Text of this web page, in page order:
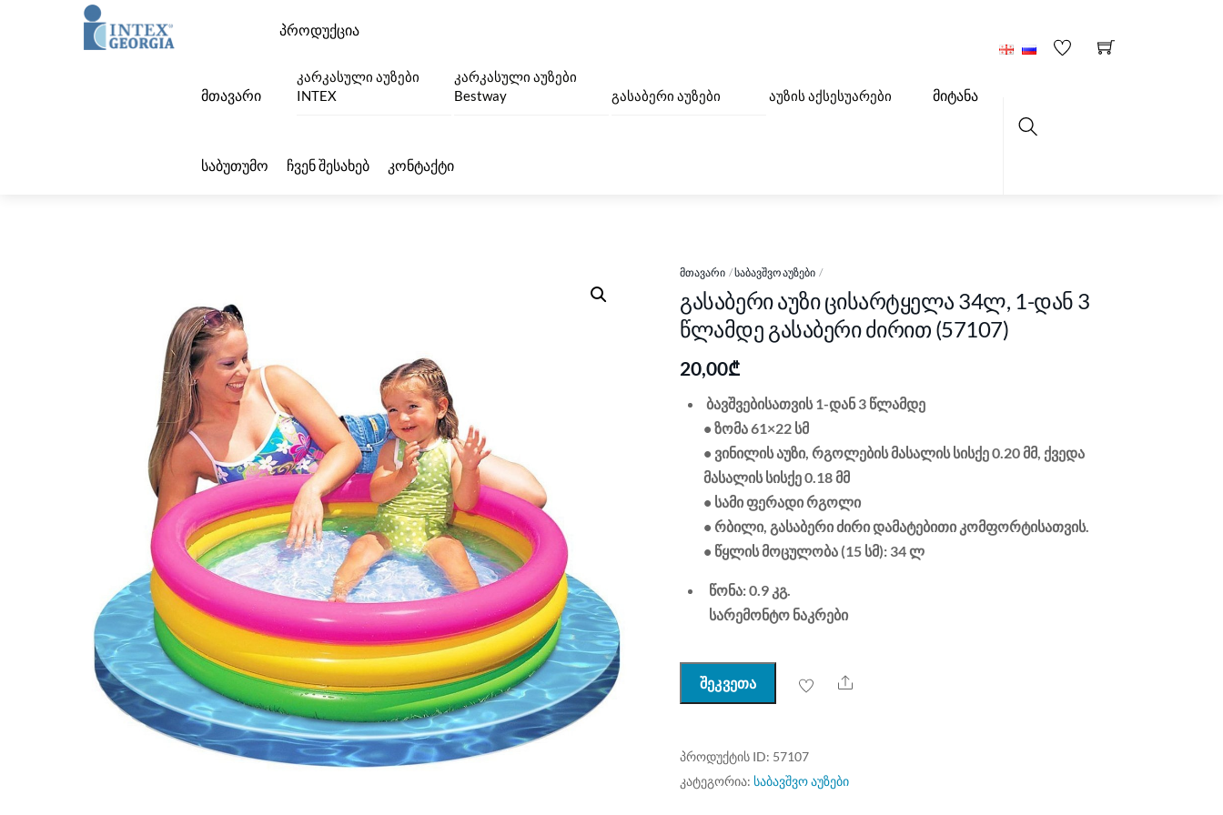
Menu
მთავარი
პროდუქცია
კარკასული აუზები
INTEX
კარკასული აუზები
Bestway
გასაბერი აუზები აუზის აქსესუარები მიტანა
საბუთუმო ჩვენ შესახებ კონტაქტი
ᲛᲗᲐᲕᲐᲠᲘ ᲡᲐᲑᲐᲕᲨᲕᲝ ᲐᲣᲖᲔᲑᲘ
გასაბერი აუზი ცისარტყელა 34ლ, 1-დან 3
წლამდე გასაბერი ძირით (57107)
20,00₾
ბავშვებისათვის 1-დან 3 წლამდე
• ზომა 61×22 სმ
• ვინილის აუზი, რგოლების მასალის სისქე 0.20 მმ, ქვედა
მასალის სისქე 0.18 მმ
• სამი ფერადი რგოლი
• რბილი, გასაბერი ძირი დამატებითი კომფორტისათვის.
• წყლის მოცულობა (15 სმ): 34 ლ
წონა: 0.9 კგ.
სარემონტო ნაკრები
შეკვეთა Share
ᲞᲠᲝᲓᲣᲥᲢᲘᲡ ID: 57107
ᲙᲐᲢᲔᲒᲝᲠᲘᲐ:საბავშვო აუზები